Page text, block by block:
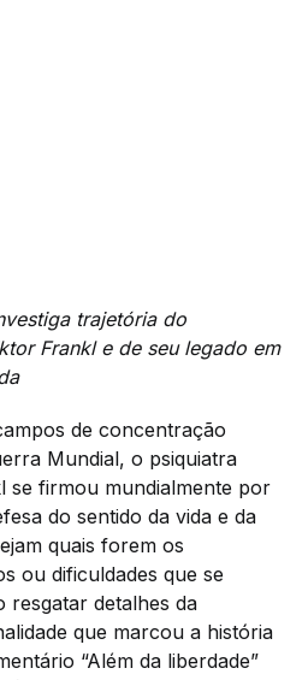
trajetória do
Frankl e de seu legado em
de concentração
Mundial, o psiquiatra
se firmou mundialmente por
do sentido da vida e da
quais forem os
ou dificuldades que se
resgatar detalhes da
que marcou a história
“Além da liberdade”